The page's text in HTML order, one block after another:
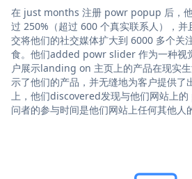
在 just months 注册 powr popup 后，
过 250%（超过 600 个真实联系人），
交将他们的社交媒体扩大到 6000 多个关
食。他们added powr slider 作为一种视
户展示landing on 主页上的产品在现实
示了他们的产品，并无缝地为客户提供了
上，他们discovered发现与他们网站上
问者的参与时间是他们网站上任何其他人